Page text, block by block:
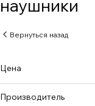
наушники
Вернуться назад
Цена
Производитель